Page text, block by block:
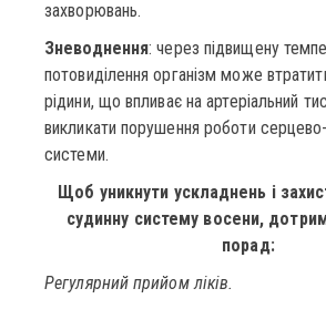
захворювань.
Зневоднення: через підвищену
потовиділення організм може
рідини, що впливає на артеріальний
викликати порушення роботи
системи.
Щоб уникнути ускладнень і
судинну систему восени,
порад:
Регулярний прийом ліків.